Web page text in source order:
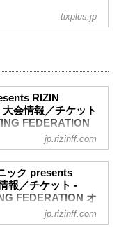
tixplus.jp
RIZIN
会情報／チケット
FEDERATION
presents RIZIN
南美容クリニック
jp.rizinff.com
ック presents
報／チケット -
FEDERATION オ
jp.rizinff.com